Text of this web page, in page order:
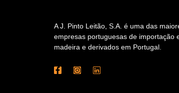
A J. Pinto Leitão, S.A. é uma das
empresas portuguesas de importação
madeira e derivados em Portugal.